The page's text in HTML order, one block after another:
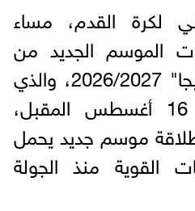
لكرة القدم، مساء
الموسم الجديد من
الدوري الإسباني "الليجا" 2026/2027، والذي
ينطلق رسميًا يوم 16 أغسطس المقبل،
موسم جديد يحمل
القوية منذ الجولة